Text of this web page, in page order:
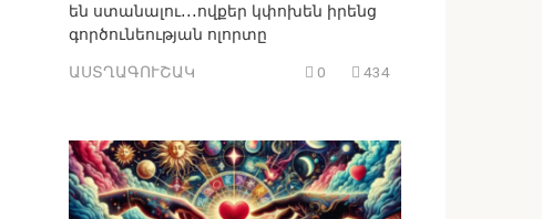
են ստանալու․․․ովքեր կփոխեն իրենց
գործունեության ոլորտը
ԱՍՏՂԱԳՈՒՇԱԿ 0 434